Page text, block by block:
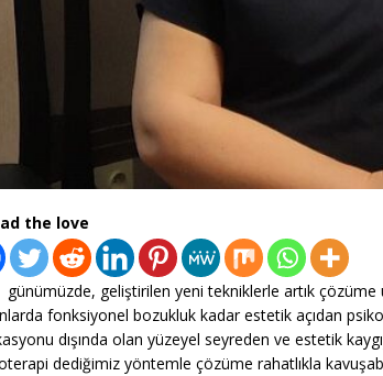
the love
geliştirilen yeni tekniklerle artık çözüme
fonksiyonel bozukluk kadar estetik açıdan
dışında olan yüzeyel seyreden ve estetik
dediğimiz yöntemle çözüme rahatlıkla